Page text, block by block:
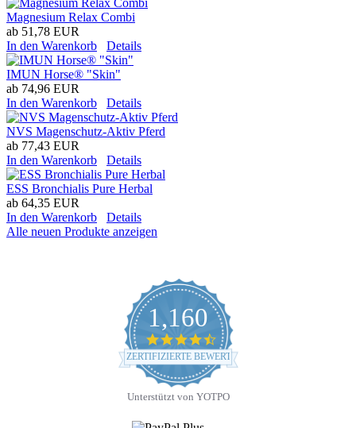
Magnesium Relax Combi
ab 51,78 EUR
In den Warenkorb
Details
IMUN Horse® "Skin"
ab 74,96 EUR
In den Warenkorb
Details
NVS Magenschutz-Aktiv Pferd
ab 77,43 EUR
In den Warenkorb
Details
ESS Bronchialis Pure Herbal
ab 64,35 EUR
In den Warenkorb
Details
Alle neuen Produkte anzeigen
1,160
4.7
star
rating
ZERTIFIZIERTE BEWERTUNGEN
Unterstützt von YOTPO